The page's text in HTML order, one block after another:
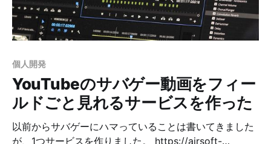
思っていましたが、こちらの利用は費用が必要だったの
で、Stable Diffusionにしました。 NovelAI Diffusionと
の違い AI学習に使用したデータセットが異なります。
個人開発
YouTubeのサバゲー動画をフィー
ルドごと見れるサービスを作った
以前からサバゲーにハマっていることは書いてきました
が、1つサービスを作りました。 https://airsoft-